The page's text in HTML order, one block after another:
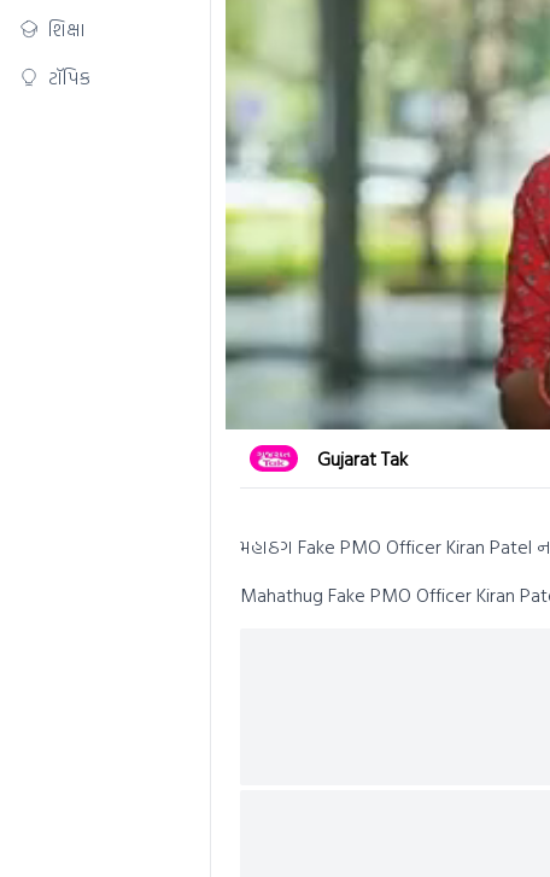
શિક્ષા
ટૉપિક
seconds
Gujarat Tak
મહાઠગ Fake PMO Officer Kiran Patel
Mahathug Fake PMO Officer Kiran